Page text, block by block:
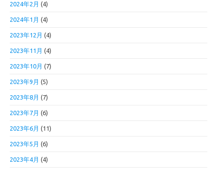
2024年2月 (4)
2024年1月 (4)
2023年12月 (4)
2023年11月 (4)
2023年10月 (7)
2023年9月 (5)
2023年8月 (7)
2023年7月 (6)
2023年6月 (11)
2023年5月 (6)
2023年4月 (4)